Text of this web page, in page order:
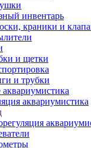
инвентарь
краники и
и щетки
и трубки
аквариумистика